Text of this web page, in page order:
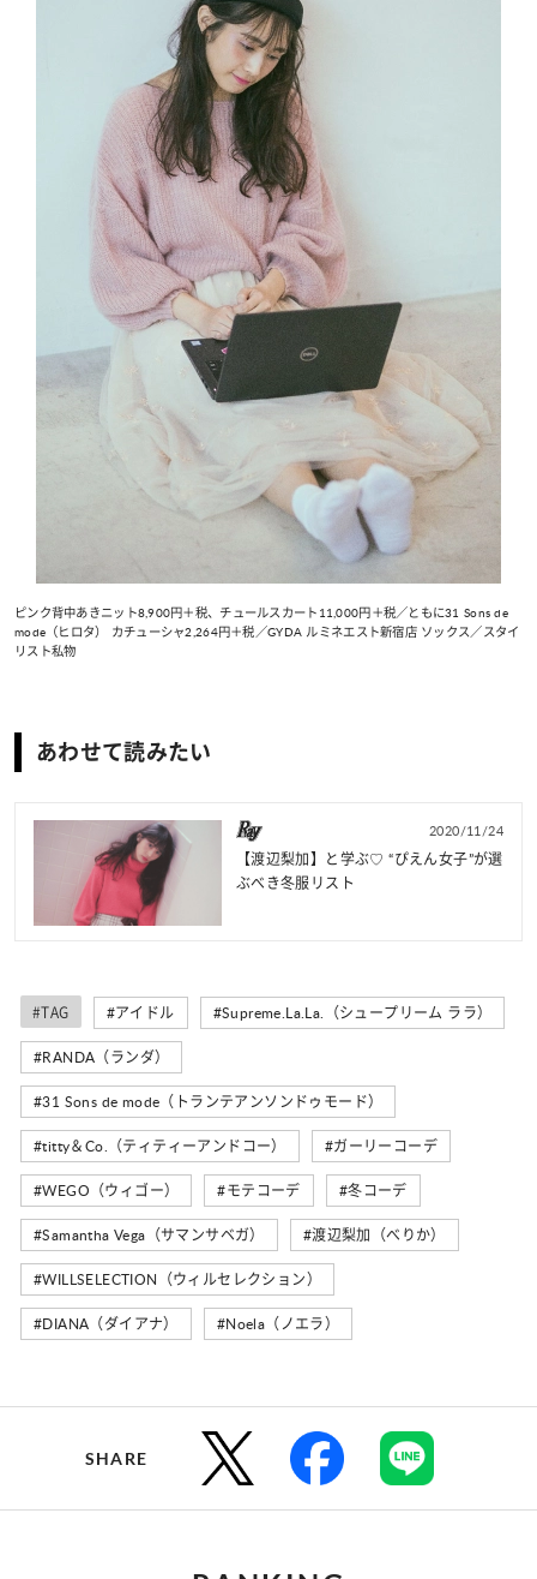
ピンク背中あきニット8,900円＋税、チュールスカート11,000円＋税／ともに31 Sons de
mode（ヒロタ） カチューシャ2,264円＋税／GYDA ルミネエスト新宿店 ソックス／スタイ
リスト私物
あわせて読みたい
2020/11/24
【渡辺梨加】と学ぶ♡ “ぴえん女子”が選
ぶべき冬服リスト
#TAG #アイドル #Supreme.La.La.（シュープリーム ララ）
#RANDA（ランダ）
#31 Sons de mode（トランテアンソンドゥモード）
#titty＆Co.（ティティーアンドコー） #ガーリーコーデ
#WEGO（ウィゴー） #モテコーデ #冬コーデ
#Samantha Vega（サマンサベガ） #渡辺梨加（べりか）
#WILLSELECTION（ウィルセレクション）
#DIANA（ダイアナ） #Noela（ノエラ）
SHARE